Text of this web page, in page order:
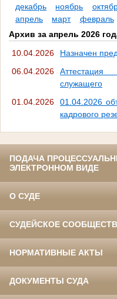
декабрь
ноябрь
апрель
март февраль
Архив за апрель 2026
10.04.2026
Назначен
06.04.2026
Аттестация
служащего
01.04.2026
01.04.2026
кадрового
ПОДАЧА
ЭЛЕКТРОННОМ ВИДЕ
О СУДЕ
СУДЕЙСКОЕ
НОРМАТИВНЫЕ АКТЫ
ДОКУМЕНТЫ СУДА